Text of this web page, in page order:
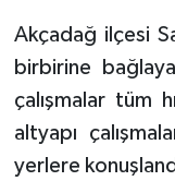
Akçadağ ilçesi
birbirine
çalışmalar tüm
altyapı
yerlere